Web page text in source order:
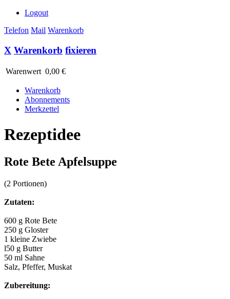
Logout
Telefon Mail Warenkorb
X Warenkorb fixieren
Warenwert 0,00 €
Warenkorb
Abonnements
Merkzettel
Rezeptidee
Rote Bete Apfelsuppe
(2 Portionen)
Zutaten:
600 g Rote Bete
250 g Gloster
1 kleine Zwiebe
l50 g Butter
50 ml Sahne
Salz, Pfeffer, Muskat
Zubereitung: